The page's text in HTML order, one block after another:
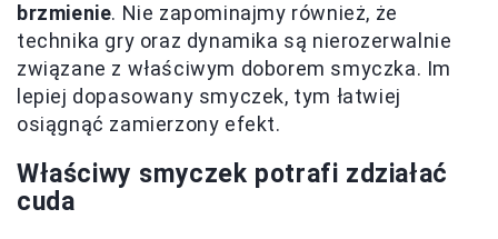
brzmienie. Nie zapominajmy również, że
technika gry oraz dynamika są nierozerwalnie
związane z właściwym doborem smyczka. Im
lepiej dopasowany smyczek, tym łatwiej
osiągnąć zamierzony efekt.
Właściwy smyczek potrafi zdziałać
cuda